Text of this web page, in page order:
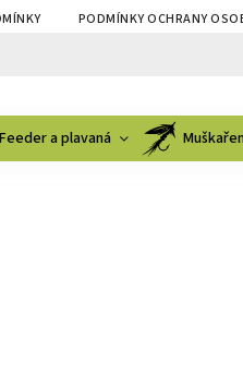
PODMÍNKY OCHRANY
Feeder a plavaná